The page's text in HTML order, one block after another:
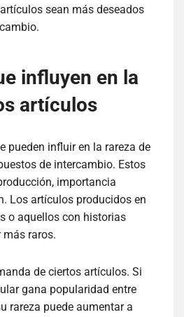
sean más deseados
influyen en la
artículos
pueden influir en la rareza de
de intercambio. Estos
importancia
Los artículos producidos en
o aquellos con historias
más raros.
de ciertos artículos. Si
gana popularidad entre
rareza puede aumentar a